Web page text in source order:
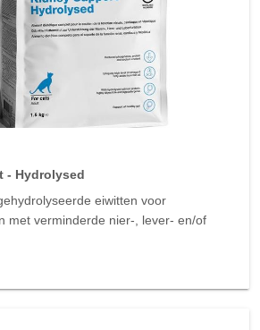
- Hydrolysed
eiwitten voor
met verminderde nier-, lever- en/of